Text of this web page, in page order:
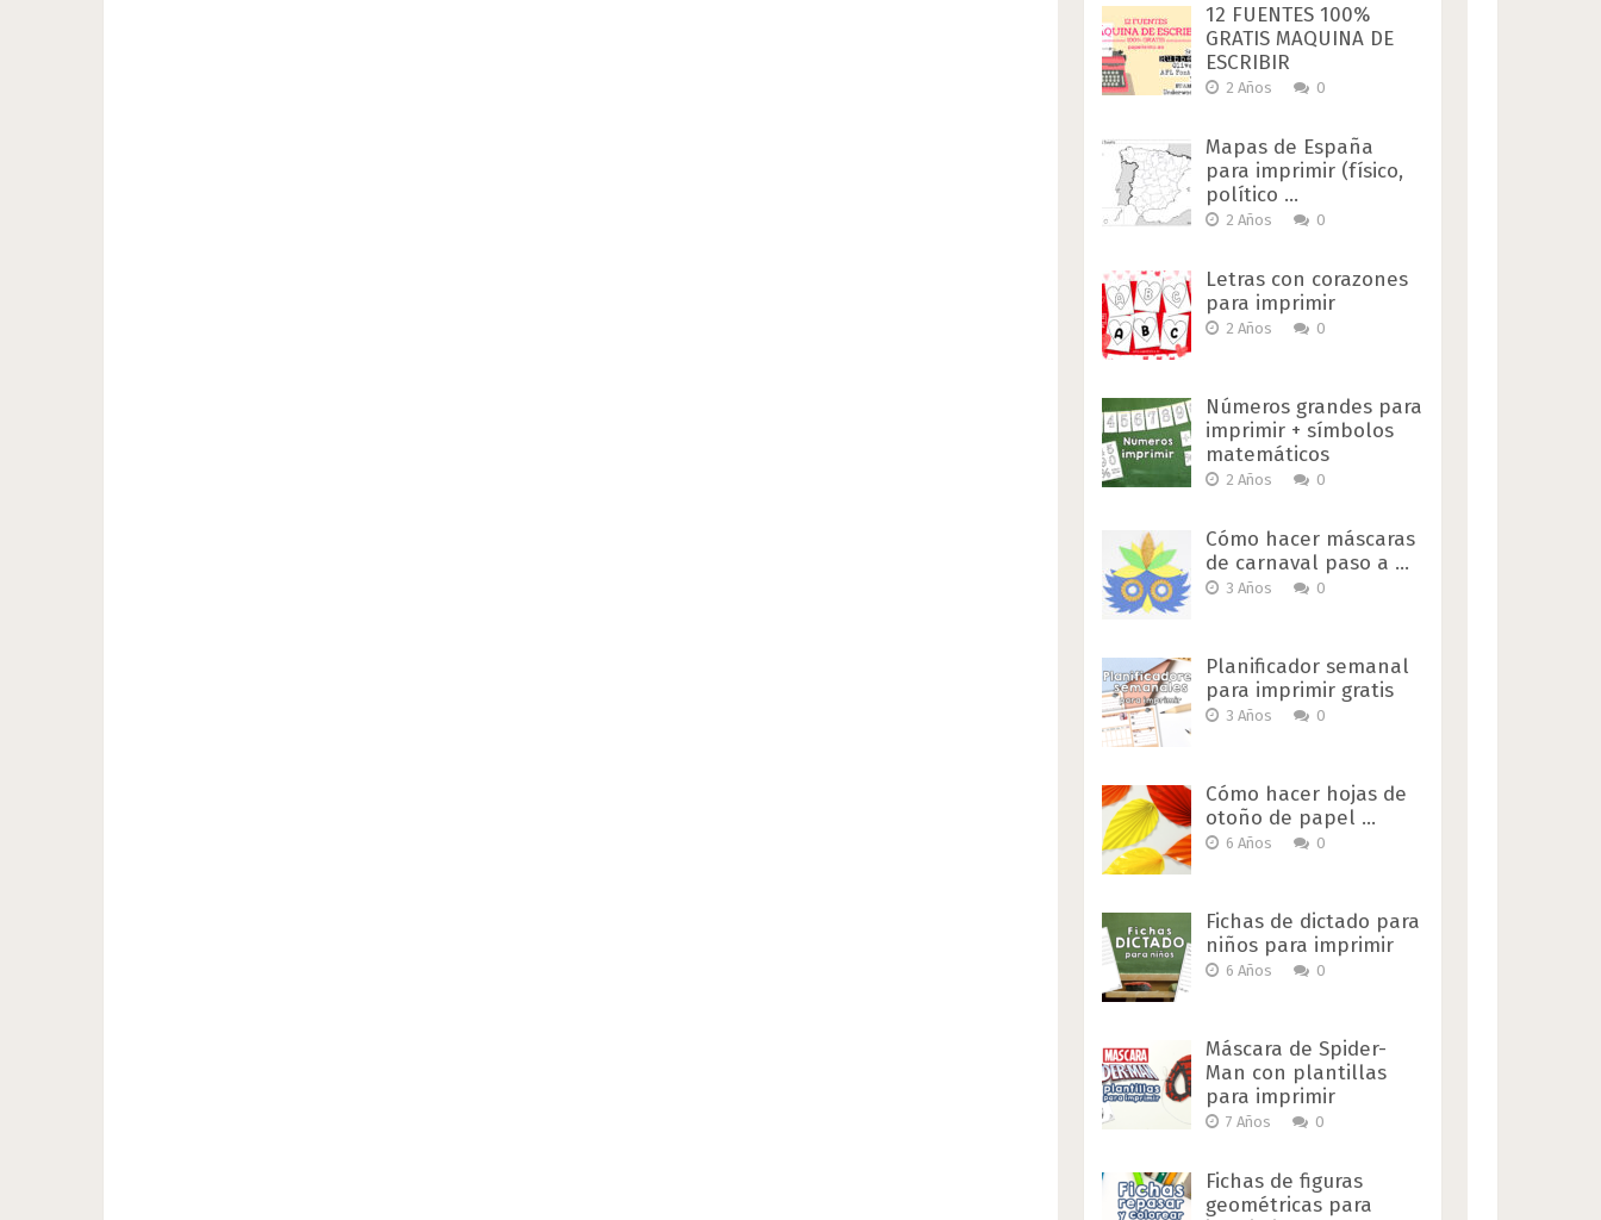
12 FUENTES 100%
GRATIS MAQUINA DE
ESCRIBIR
2 Años 0
Mapas de España
para imprimir (físico,
político …
2 Años 0
Letras con corazones
para imprimir
2 Años 0
Números grandes para
imprimir + símbolos
matemáticos
2 Años 0
Cómo hacer máscaras
de carnaval paso a …
3 Años 0
Planificador semanal
para imprimir gratis
3 Años 0
Cómo hacer hojas de
otoño de papel …
6 Años 0
Fichas de dictado para
niños para imprimir
6 Años 0
Máscara de Spider-
Man con plantillas
para imprimir
7 Años 0
Fichas de figuras
geométricas para